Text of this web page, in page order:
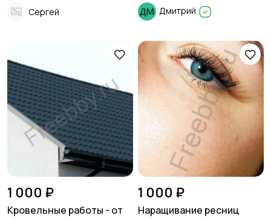
Сергей
моделей.
Дмитрий
1 000 ₽
Кровельные работы - от
1 000 ₽
Наращивание ресниц